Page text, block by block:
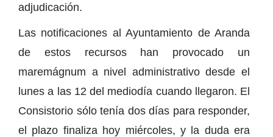
adjudicación.
Las notificaciones al Ayuntamiento de Aranda
de estos recursos han provocado un
maremágnum a nivel administrativo desde el
lunes a las 12 del mediodía cuando llegaron. El
Consistorio sólo tenía dos días para responder,
el plazo finaliza hoy miércoles, y la duda era